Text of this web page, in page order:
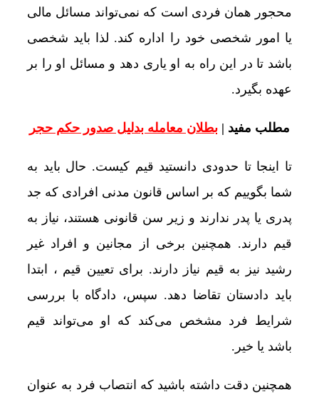
محجور همان فردی است که نمی‌تواند مسائل مالی
یا امور شخصی خود را اداره کند. لذا باید شخصی
باشد تا در این راه به او یاری دهد و مسائل او را بر
عهده بگیرد.
مطلب مفید | بطلان معامله بدلیل صدور حکم حجر
تا اینجا تا حدودی دانستید قیم کیست. حال باید به
شما بگوییم که بر اساس قانون مدنی افرادی که جد
پدری یا پدر ندارند و زیر سن قانونی هستند، نیاز به
قیم دارند. همچنین برخی از مجانین و افراد غیر
رشید نیز به قیم نیاز دارند. برای تعیین قیم ، ابتدا
باید دادستان تقاضا دهد. سپس، دادگاه با بررسی
شرایط فرد مشخص می‌کند که او می‌تواند قیم
باشد یا خیر.
همچنین دقت داشته باشید که انتصاب فرد به‌ عنوان